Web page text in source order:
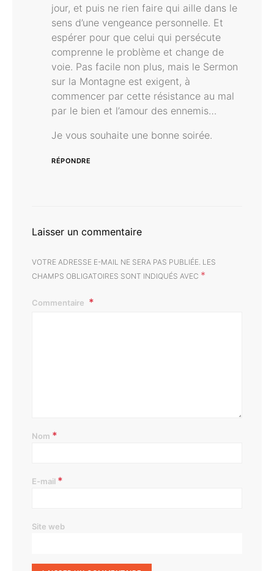
jour, et puis ne rien faire qui aille dans le
sens d’une vengeance personnelle. Et
espérer pour que celui qui persécute
comprenne le problème et change de
voie. Pas facile non plus, mais le Sermon
sur la Montagne est exigent, à
commencer par cette résistance au mal
par le bien et l’amour des ennemis…
Je vous souhaite une bonne soirée.
RÉPONDRE
Laisser un commentaire
VOTRE ADRESSE E-MAIL NE SERA PAS PUBLIÉE. LES
CHAMPS OBLIGATOIRES SONT INDIQUÉS AVEC *
Commentaire
Nom *
E-mail *
Site web